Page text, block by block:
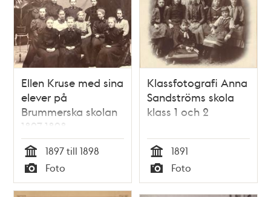
Ellen Kruse med sina
elever på
Brummerska skolan
1897-1898
Tid
1897 till 1898
Typ
Foto
Klassfotografi Anna
Sandströms skola
klass 1 och 2
Tid
1891
Typ
Foto